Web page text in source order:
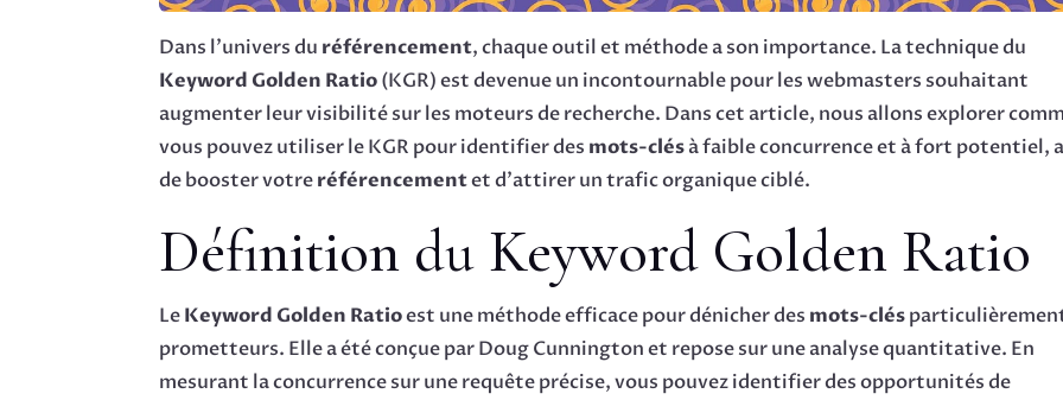
Dans l’univers du référencement, chaque outil et méthode a son importance. La technique du
Keyword Golden Ratio(KGR) est devenue un incontournable pour les webmasters souhaitant
augmenter leur visibilité sur les moteurs de recherche. Dans cet article, nous allons explorer
vous pouvez utiliser le KGR pour identifier des mots-clésà faible concurrence et à fort potentiel,
de booster votreréférencementet d’attirer un trafic organique ciblé.
Définition du Keyword Golden Ratio
LeKeyword Golden Ratioest une méthode efficace pour dénicher des mots-clés
prometteurs. Elle a été conçue par Doug Cunnington et repose sur une analyse quantitative. En
mesurant la concurrence sur une requête précise, vous pouvez identifier des opportunités de